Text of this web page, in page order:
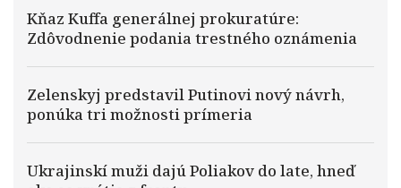
Kňaz Kuffa generálnej prokuratúre:
Zdôvodnenie podania trestného oznámenia
Zelenskyj predstavil Putinovi nový návrh,
ponúka tri možnosti prímeria
Ukrajinskí muži dajú Poliakov do late, hneď